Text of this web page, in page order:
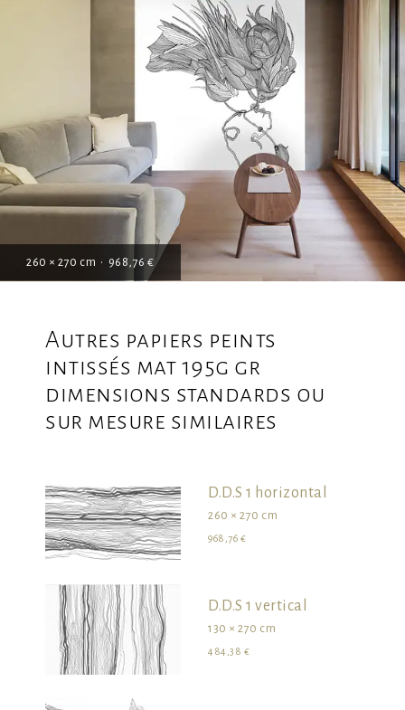
260 × 270 cm • 968,76 €
survolez les dimensions pour visualiser le produit dans son ensemble
Autres papiers peints
intissés mat 195g gr
dimensions standards ou
sur mesure similaires
D.D.S 1 horizontal
260 × 270 cm
968,76 €
D.D.S 1 vertical
130 × 270 cm
484,38 €